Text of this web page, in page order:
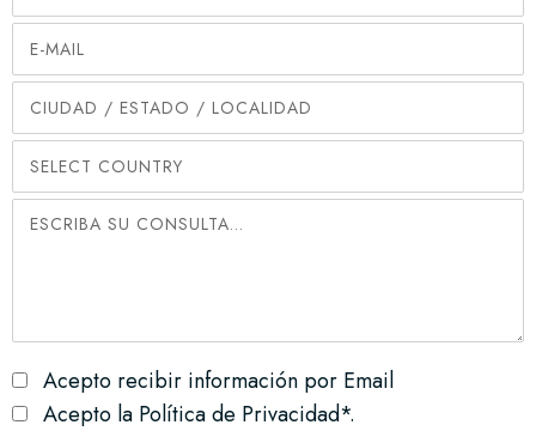
Acepto recibir información por Email
Acepto la Política de Privacidad*.